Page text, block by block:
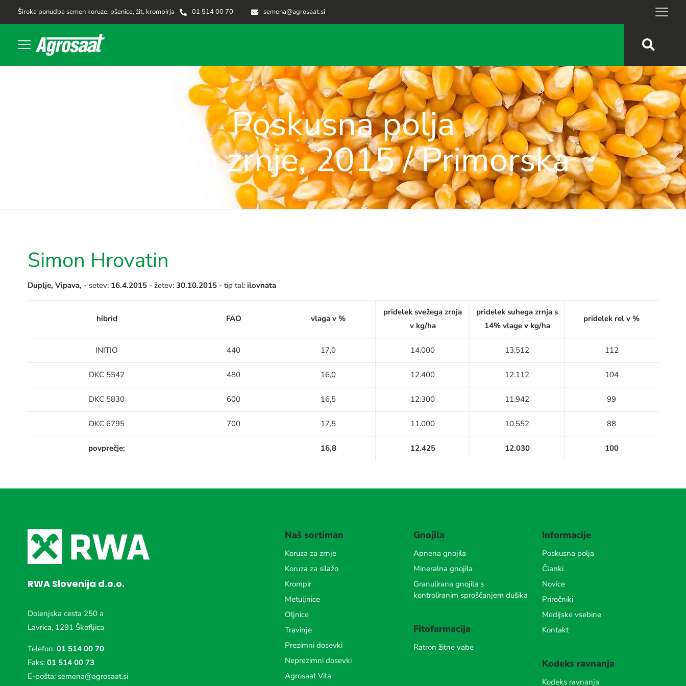
Široka ponudba semen koruze, pšenice, žit, krompirja 01 514 00 70 semena@agrosaat.si
Poskusna polja
Koruza zrnje, 2015 / Primorska
Simon Hrovatin
Duplje, Vipava, - setev: 16.4.2015 - žetev: 30.10.2015 - tip tal: ilovnata
hibrid FAO vlaga v %
pridelek svežega zrnja
v kg/ha
pridelek suhega zrnja s
14% vlage v kg/ha
pridelek rel v %
INITIO 440 17,0 14.000 13.512 112
DKC 5542 480 16,0 12.400 12.112 104
DKC 5830 600 16,5 12.300 11.942 99
DKC 6795 700 17,5 11.000 10.552 88
povprečje: 16,8 12.425 12.030 100
RWA Slovenija d.o.o.
Dolenjska cesta 250 a
Lavrica, 1291 Škofljica
Telefon: 01 514 00 70
Faks: 01 514 00 73
E-pošta: semena@agrosaat.si
Naš sortiman
Koruza za zrnje
Koruza za silažo
Krompir
Metuljnice
Oljnice
Travinje
Prezimni dosevki
Neprezimni dosevki
Agrosaat Vita
Gnojila
Apnena gnojila
Mineralna gnojila
Granulirana gnojila s
kontroliranim sproščanjem dušika
Fitofarmacija
Ratron žitne vabe
Informacije
Poskusna polja
Članki
Novice
Priročniki
Medijske vsebine
Kontakt
Kodeks ravnanja
Kodeks ravnanja